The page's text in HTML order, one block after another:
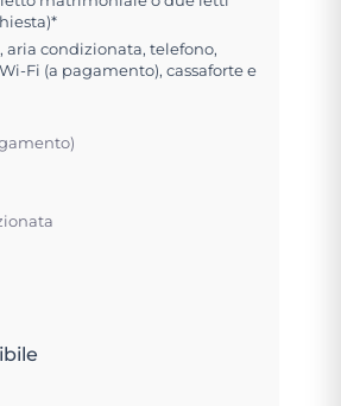
aria condizionata, telefono,
Fi (a pagamento), cassaforte e